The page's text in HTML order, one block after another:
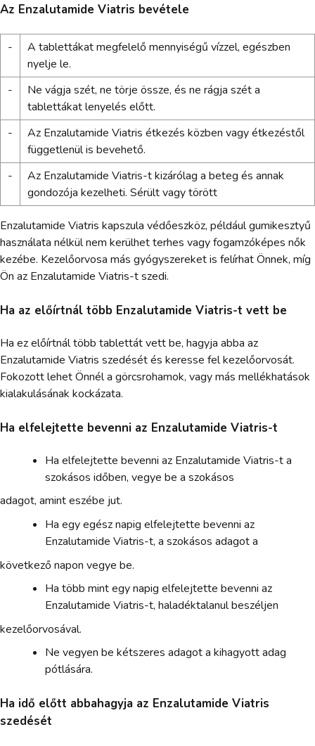
Az Enzalutamide Viatris bevétele
-
A tablettákat megfelelő mennyiségű vízzel, egészben
nyelje le.
-
Ne vágja szét, ne törje össze, és ne rágja szét a
tablettákat lenyelés előtt.
-
Az Enzalutamide Viatris étkezés közben vagy étkezéstől
függetlenül is bevehető.
-
Az Enzalutamide Viatris-t kizárólag a beteg és annak
gondozója kezelheti. Sérült vagy törött
Enzalutamide Viatris kapszula védőeszköz, például gumikesztyű
használata nélkül nem kerülhet terhes vagy fogamzóképes nők
kezébe. Kezelőorvosa más gyógyszereket is felírhat Önnek, míg
Ön az Enzalutamide Viatris-t szedi.
Ha az előírtnál több Enzalutamide Viatris-t vett be
Ha ez előírtnál több tablettát vett be, hagyja abba az
Enzalutamide Viatris szedését és keresse fel kezelőorvosát.
Fokozott lehet Önnél a görcsrohamok, vagy más mellékhatások
kialakulásának kockázata.
Ha elfelejtette bevenni az Enzalutamide Viatris-t
Ha elfelejtette bevenni az Enzalutamide Viatris-t a
szokásos időben, vegye be a szokásos
adagot, amint eszébe jut.
Ha egy egész napig elfelejtette bevenni az
Enzalutamide Viatris-t, a szokásos adagot a
következő napon vegye be.
Ha több mint egy napig elfelejtette bevenni az
Enzalutamide Viatris-t, haladéktalanul beszéljen
kezelőorvosával.
Ne vegyen be kétszeres adagot a kihagyott adag
pótlására.
Ha idő előtt abbahagyja az Enzalutamide Viatris
szedését